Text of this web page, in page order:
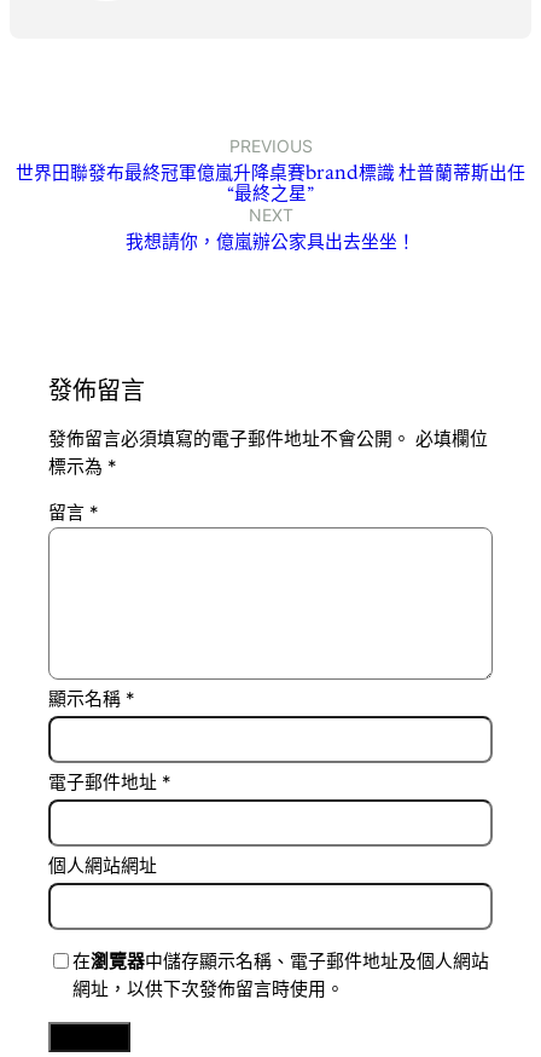
PREVIOUS
世界田聯發布最終冠軍億嵐升降桌賽brand標識 杜普蘭蒂斯出任
“最終之星”
NEXT
我想請你，億嵐辦公家具出去坐坐！
發佈留言
發佈留言必須填寫的電子郵件地址不會公開。 必填欄位
標示為 *
留言 *
顯示名稱 *
電子郵件地址 *
個人網站網址
在瀏覽器中儲存顯示名稱、電子郵件地址及個人網站
網址，以供下次發佈留言時使用。